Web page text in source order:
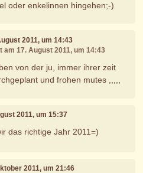
oder enkelinnen hingehen;-)
2011, um 14:43
am 17. August 2011, um 14:43
von der ju, immer ihrer zeit
und frohen mutes ,,,,,
2011, um 15:37
das richtige Jahr 2011=)
2011, um 21:46